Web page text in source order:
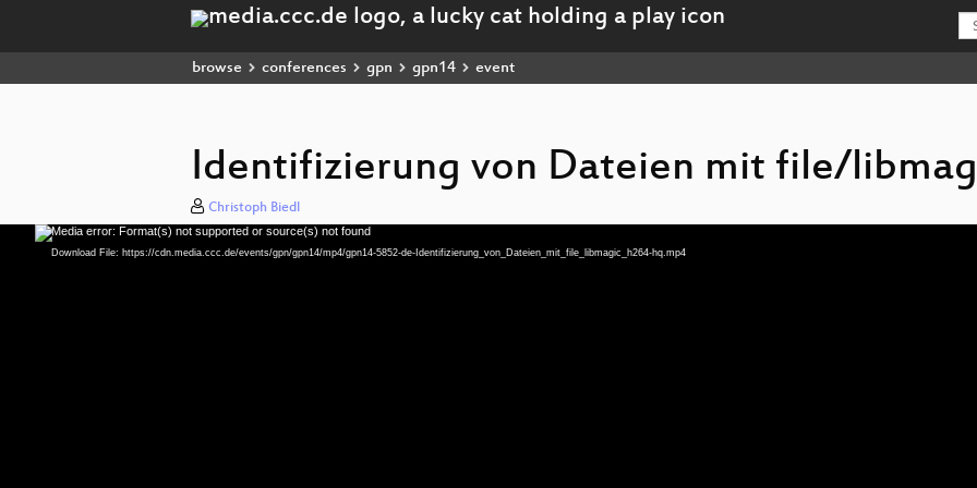
browse conferences gpn gpn14 event
Identifizierung von Dateien mit file/
Christoph Biedl
Video
Player
Media error: Format(s) not supported or source(s) not found
Download File: https://cdn.media.ccc.de/events/gpn/gpn14/mp4/gpn14-5852-de-Identifizierung_von_Dateien_mit_file_libmagic_h264-hq.mp4